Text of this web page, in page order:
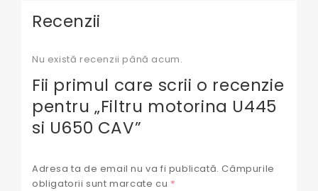
Recenzii
Nu există recenzii până acum.
Fii primul care scrii o recenzie
pentru „Filtru motorina U445
si U650 CAV”
Adresa ta de email nu va fi publicată. Câmpurile
obligatorii sunt marcate cu *